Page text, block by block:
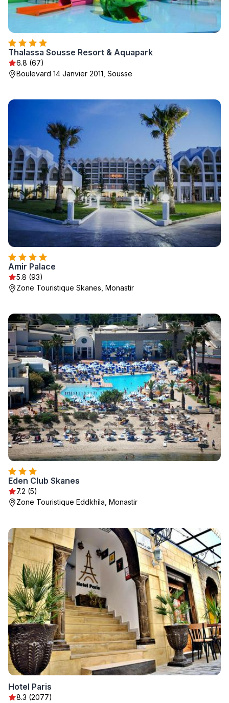
Thalassa Sousse Resort & Aquapark
6.8 (67)
Boulevard 14 Janvier 2011, Sousse
Amir Palace
5.8 (93)
Zone Touristique Skanes, Monastir
Eden Club Skanes
7.2 (5)
Zone Touristique Eddkhila, Monastir
Hotel Paris
8.3 (2077)